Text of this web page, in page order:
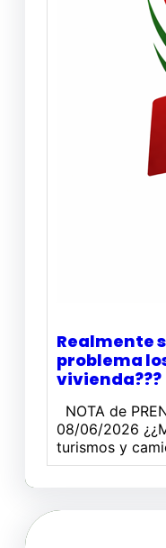
Realmente
problema
vivienda???
NOTA de
08/06/2026
turismos y